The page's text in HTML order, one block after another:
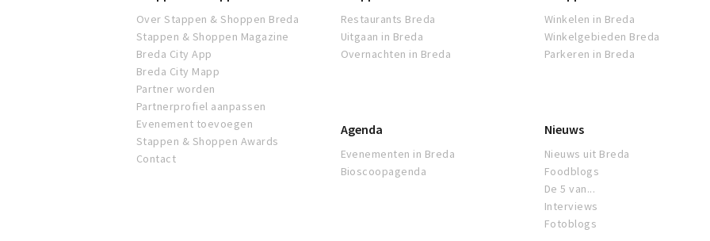
Over Stappen & Shoppen Breda
Stappen & Shoppen Magazine
Breda City App
Breda City Mapp
Partner worden
Partnerprofiel aanpassen
Evenement toevoegen
Stappen & Shoppen Awards
Contact
Restaurants Breda
Uitgaan in Breda
Overnachten in Breda
Winkelen in Breda
Winkelgebieden Breda
Parkeren in Breda
Agenda
Evenementen in Breda
Bioscoopagenda
Nieuws
Nieuws uit Breda
Foodblogs
De 5 van...
Interviews
Fotoblogs